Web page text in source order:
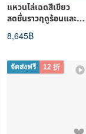
แหวนไล่เฉดสีเขียว
สดชื่นราวฤดูร้อนและ
ท้องฟ้าสีคราม วงจรแ
ฤดูกาล (Summery
sky gradation Ring
Circle of Seasons)
8,645฿
จัดส่งฟรี 12 折